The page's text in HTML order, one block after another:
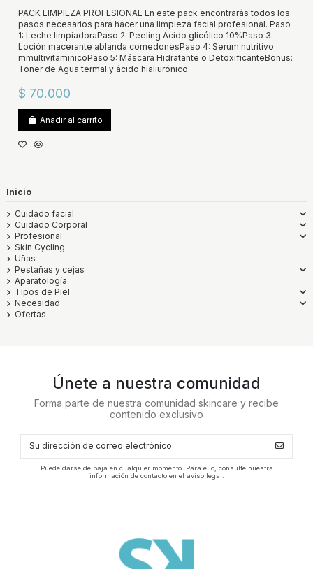
PACK LIMPIEZA PROFESIONAL En este pack encontrarás todos los
pasos necesarios para hacer una limpieza facial profesional. Paso
1: Leche limpiadoraPaso 2: Peeling Ácido glicólico 10%Paso 3:
Loción macerante ablanda comedonesPaso 4: Serum nutritivo
mmultivitaminicoPaso 5: Máscara Hidratante o DetoxificanteBonus:
Toner de Agua termal y ácido hialiurónico.
$ 70.000
Añadir al carrito
Inicio
Cuidado facial
Cuidado Corporal
Profesional
Skin Cycling
Uñas
Pestañas y cejas
Aparatología
Tipos de Piel
Necesidad
Ofertas
Únete a nuestra comunidad
Forma parte de nuestra comunidad skincare y recibe
contenido exclusivo
Puede darse de baja en cualquier momento. Para ello, consulte nuestra
información de contacto en el aviso legal.